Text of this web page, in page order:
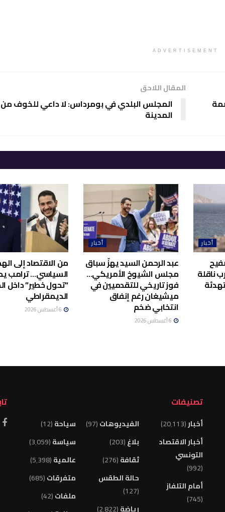
ADVERTISEMENT
المقال اللاحق
المجلس البلدي في بومرداس: لا داعي للخوف من
المدينة
أخبار
ناقلة
أخبار
عبد الرحمن السيد يهزّ سباق
مجلس الشيوخ الأمريكي…
فوز تاريخي للتقدميين في
ميشيغان رغم إنفاق
انتخابي ضخم
من الاقتصاد إلى
السياسي… ترامب
“تحول خطير” داخل
الديمقراطي
تصنيفات
أخبار(20٬113)
أخبار الاقتصاد
التونسي
(992)
أمام التلفاز
(745)
الفيديوهات(97)
بلاغ(203)
ثقافة(276)
حالة الطقس
(127)
رياضة(2٬822)
سياحة(12)
سياسة(3٬059)
عالمية(5٬398)
متفرقات(685)
ملفات(42)